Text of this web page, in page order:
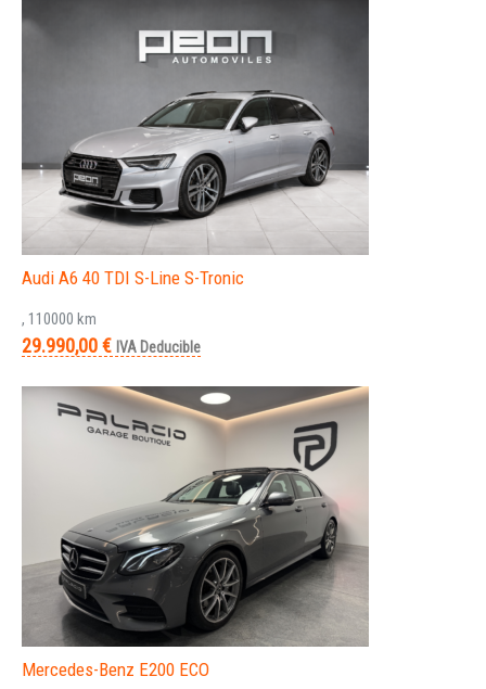
Audi A6 40 TDI S-Line S-Tronic
, 110000 km
29.990,00 € IVA Deducible
Mercedes-Benz E200 ECO